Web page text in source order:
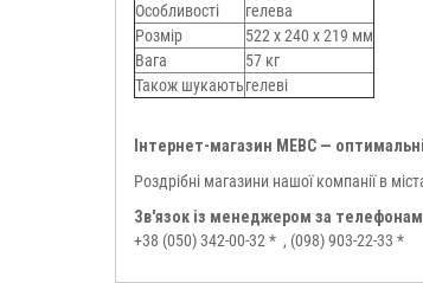
Особливості
гелева
Розмір
522 х 240 х 219 мм
Вага
57 кг
Також шукаютьгелеві
Інтернет-магазин МЕВС —
Роздрібні магазини нашої компанії в
Зв'язок із менеджером за
+38 (050) 342-00-32 * , (098) 903-22-33 *